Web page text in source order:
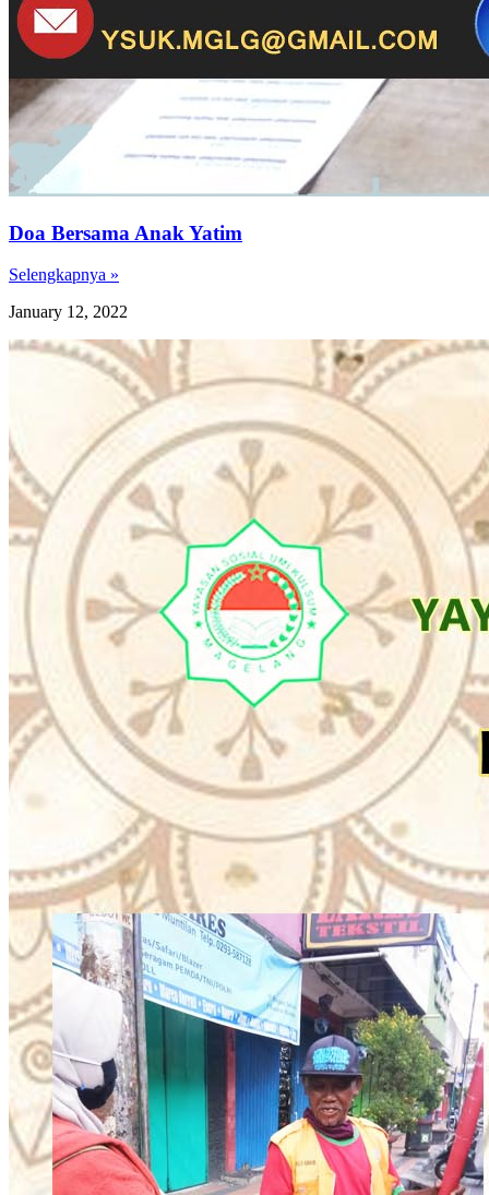
Doa Bersama Anak Yatim
Selengkapnya »
January 12, 2022